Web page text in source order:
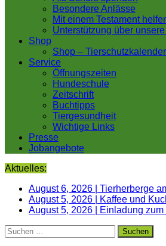
Besondere Anlässe
Mit einem Testament
Unterstützung über
Shop
Shop – Tierschutzkalender
Service
Öffnungszeiten
Hundeschule
Zeitschrift
Buchtipps
Tiergesundheit
Wichtige Links
Presse
Jobangebote
Aktuelles:
August 6, 2026
Tierherberge
August 5, 2026
Kaffee und
August 5, 2026
Einladung
Suchen
nach: